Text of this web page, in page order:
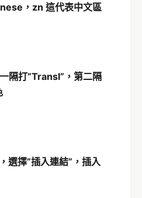
，zn 這代表中文區
隔打”Transl”，第二隔
選擇”插入連結”，插入